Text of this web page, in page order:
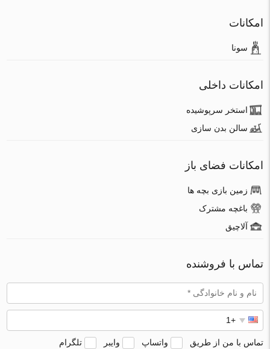
امکانات
سونا
امکانات داخلی
استخر سرپوشیده
سالن بدن سازی
امکانات فضای باز
زمین بازی بچه ها
باغچه مشترک
آلاچیق
تماس با فروشنده
تماس با من از طریق واتساپ وایبر تلگرام